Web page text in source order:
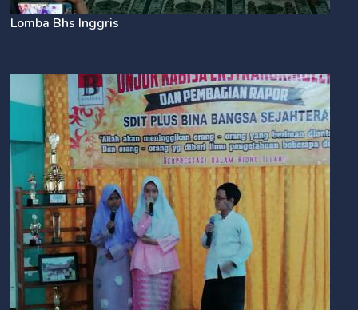
Lomba Bhs Inggris